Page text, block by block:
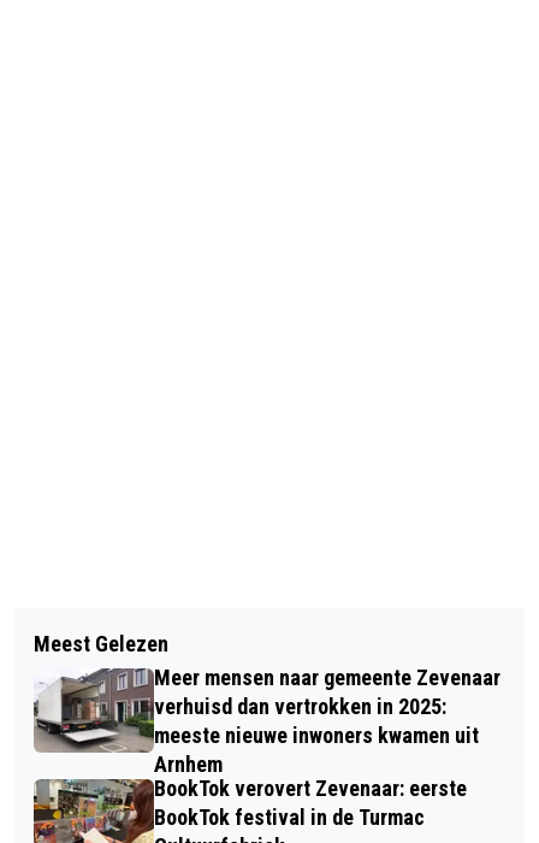
NACHTAFSLUITINGEN A12 TUSSEN
ARNHEM EN DUITSE GRENS
WEDEROM FLINKE STROOMSTORING,
DEZE KEER IN ZEVENAARSE DORPEN
Meest Gelezen
Meer mensen naar gemeente Zevenaar
verhuisd dan vertrokken in 2025:
meeste nieuwe inwoners kwamen uit
Arnhem
BookTok verovert Zevenaar: eerste
BookTok festival in de Turmac